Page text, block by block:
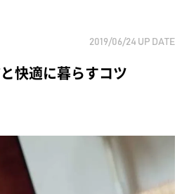
2019/06/24 UP DATE
快適に暮らすコツ